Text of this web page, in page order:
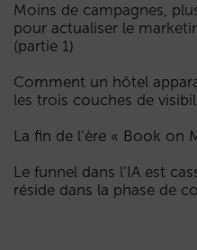
Moins de campagnes,
pour actualiser le
(partie 1)
Comment un hôtel
les trois couches de
La fin de l’ère « Book on
Le funnel dans l’IA est
réside dans la phase de